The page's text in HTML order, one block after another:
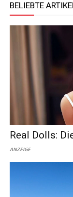
BELIEBTE
Real Dolls:
ANZEIGE